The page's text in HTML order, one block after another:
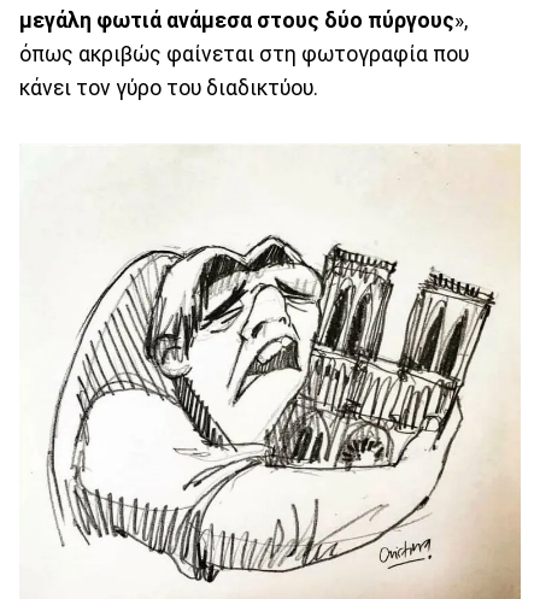
μεγάλη φωτιά ανάμεσα στους δύο πύργους»,
όπως ακριβώς φαίνεται στη φωτογραφία που
κάνει τον γύρο του διαδικτύου.